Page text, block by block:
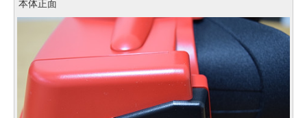
本体正面